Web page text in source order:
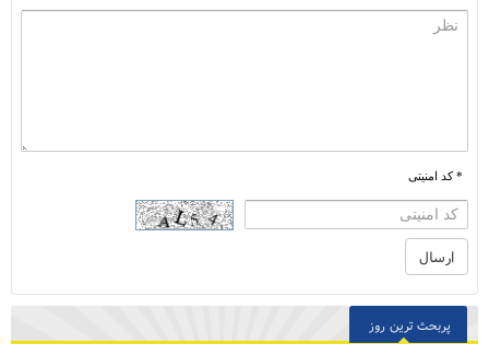
* کد امنیتی
پربحث ترین روز